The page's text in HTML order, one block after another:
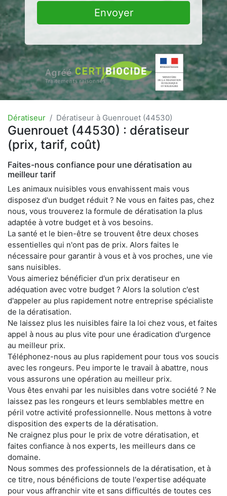
Envoyer
Dératiseur Dératiseur à Guenrouet (44530)
Guenrouet (44530) : dératiseur
(prix, tarif, coût)
Faites-nous confiance pour une dératisation au
meilleur tarif
Les animaux nuisibles vous envahissent mais vous
disposez d'un budget réduit ? Ne vous en faites pas, chez
nous, vous trouverez la formule de dératisation la plus
adaptée à votre budget et à vos besoins.
La santé et le bien-être se trouvent être deux choses
essentielles qui n'ont pas de prix. Alors faites le
nécessaire pour garantir à vous et à vos proches, une vie
sans nuisibles.
Vous aimeriez bénéficier d'un prix deratiseur en
adéquation avec votre budget ? Alors la solution c'est
d'appeler au plus rapidement notre entreprise spécialiste
de la dératisation.
Ne laissez plus les nuisibles faire la loi chez vous, et faites
appel à nous au plus vite pour une éradication d'urgence
au meilleur prix.
Téléphonez-nous au plus rapidement pour tous vos soucis
avec les rongeurs. Peu importe le travail à abattre, nous
vous assurons une opération au meilleur prix.
Vous êtes envahi par les nuisibles dans votre société ? Ne
laissez pas les rongeurs et leurs semblables mettre en
péril votre activité professionnelle. Nous mettons à votre
disposition des experts de la dératisation.
Ne craignez plus pour le prix de votre dératisation, et
faites confiance à nos experts, les meilleurs dans ce
domaine.
Nous sommes des professionnels de la dératisation, et à
ce titre, nous bénéficions de toute l'expertise adéquate
pour vous affranchir vite et sans difficultés de toutes ces